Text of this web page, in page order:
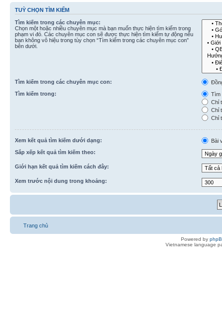
TUỲ CHỌN TÌM KIẾM
Tìm kiếm trong các chuyên mục:
Chọn một hoặc nhiều chuyên mục mà bạn muốn thực hiện tìm kiếm trong
phạm vi đó. Các chuyên mục con sẽ được thực hiện tìm kiếm tự động nếu
bạn không vô hiệu trong tùy chọn “Tìm kiếm trong các chuyên mục con”
bên dưới.
Tìm kiếm trong các chuyên mục con:
Tìm kiếm trong:
Tìm
Chỉ
Chỉ
Chỉ
Xem kết quả tìm kiếm dưới dạng:
Bài
Sắp xếp kết quả tìm kiếm theo:
Giới hạn kết quả tìm kiếm cách đây:
Xem trước nội dung trong khoảng:
Trang chủ
Powered by
Vietnamese language